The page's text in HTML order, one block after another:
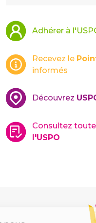
Adhérer à
Recevez le
informés
Découvrez
Consultez
l'USPO